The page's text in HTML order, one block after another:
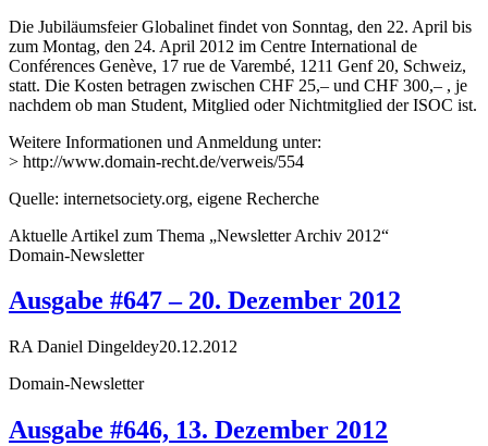
Die Jubiläumsfeier Globalinet findet von Sonntag, den 22. April bis
zum Montag, den 24. April 2012 im Centre International de
Conférences Genève, 17 rue de Varembé, 1211 Genf 20, Schweiz,
statt. Die Kosten betragen zwischen CHF 25,– und CHF 300,– , je
nachdem ob man Student, Mitglied oder Nichtmitglied der ISOC ist.
Weitere Informationen und Anmeldung unter:
> http://www.domain-recht.de/verweis/554
Quelle: internetsociety.org, eigene Recherche
Aktuelle Artikel zum Thema „Newsletter Archiv 2012“
Domain-Newsletter
Ausgabe #647 – 20. Dezember 2012
RA Daniel Dingeldey20.12.2012
Domain-Newsletter
Ausgabe #646, 13. Dezember 2012